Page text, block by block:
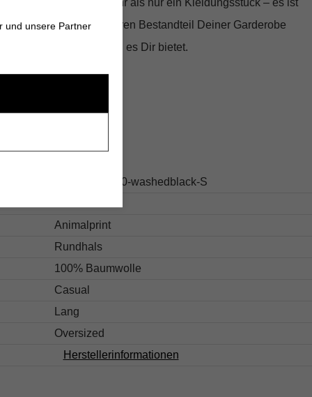
zu einem unverzichtbaren Bestandteil Deiner Garderobe
Komfort und Stil, den es Dir bietet.
21.A-08-12110-washedblack-S
Animalprint
Rundhals
100% Baumwolle
Casual
Lang
Oversized
Herstellerinformationen
und unsere Partner